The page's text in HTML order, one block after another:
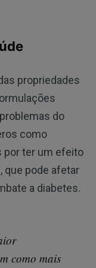
propriedades
do
como
por ter um efeito
que pode afetar
a diabetes.
como mais